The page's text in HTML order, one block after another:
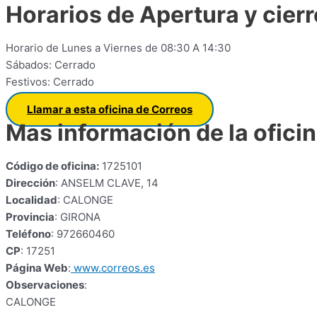
Horarios de Apertura y
Horario de Lunes a Viernes de 08:30 A 14:30
Sábados: Cerrado
Festivos: Cerrado
Llamar a esta oficina de Correos
Mas información de la
Código de oficina: 1725101
Dirección: ANSELM CLAVE, 14
Localidad: CALONGE
Provincia: GIRONA
Teléfono: 972660460
CP: 17251
Página Web: www.correos.es
Observaciones:
CALONGE